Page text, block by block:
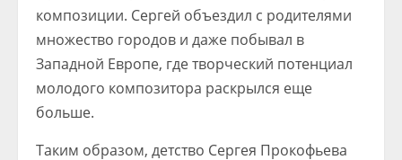
композиции. Сергей объездил с родителями
множество городов и даже побывал в
Западной Европе, где творческий потенциал
молодого композитора раскрылся еще
больше.
Таким образом, детство Сергея Прокофьева